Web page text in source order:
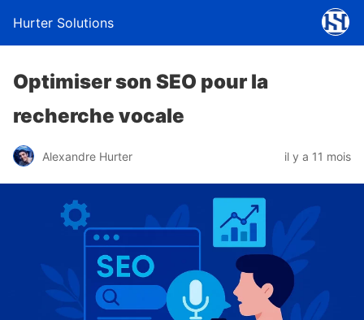
Hurter Solutions
Optimiser son SEO pour la
recherche vocale
Alexandre Hurter il y a 11 mois